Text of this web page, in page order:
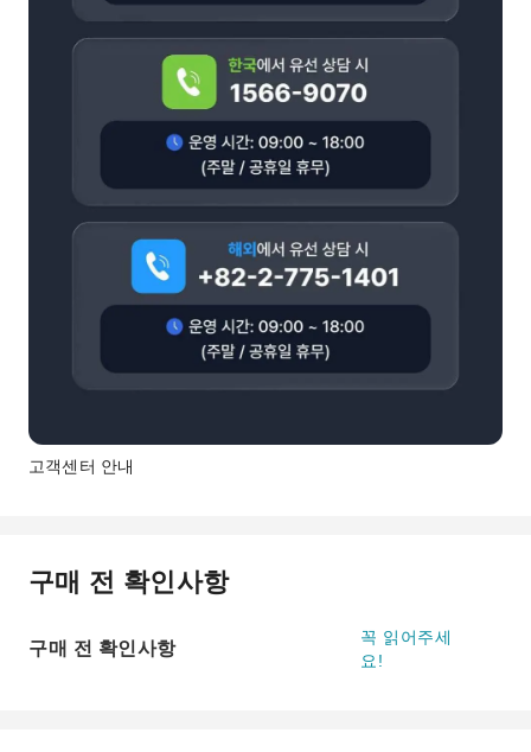
고객센터 안내
구매 전 확인사항
구매 전 확인사항
꼭 읽어주세
요!